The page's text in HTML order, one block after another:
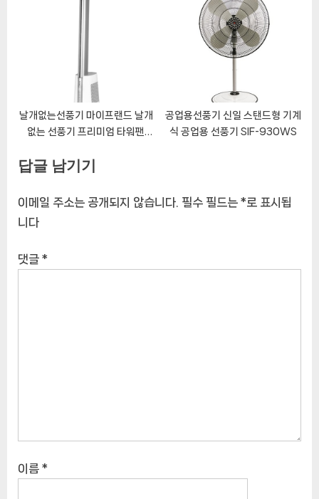
정용 사무실 저소음 DEF-
RS1408
날개없는선풍기 마이프랜드 날개
없는 선풍기 프리미엄 타워팬
공업용선풍기 신일 스탠드형 기계
식 공업용 선풍기 SIF-930WS
답글 남기기
이메일 주소는 공개되지 않습니다. 필수 필드는 *로 표시됩
니다
댓글 *
이름 *